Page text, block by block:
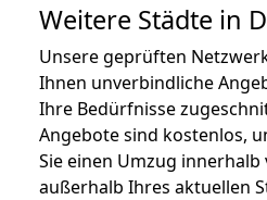
Weitere Städte in
Unsere geprüften
Ihnen unverbindliche
Ihre Bedürfnisse
Angebote sind kostenlos,
Sie einen Umzug
außerhalb Ihres aktuellen